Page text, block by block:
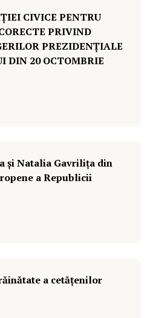
CIVICE PENTRU
PRIVIND
PREZIDENȚIALE
DIN 20 OCTOMBRIE
și Natalia Gavrilița din
a Republicii
a cetățenilor